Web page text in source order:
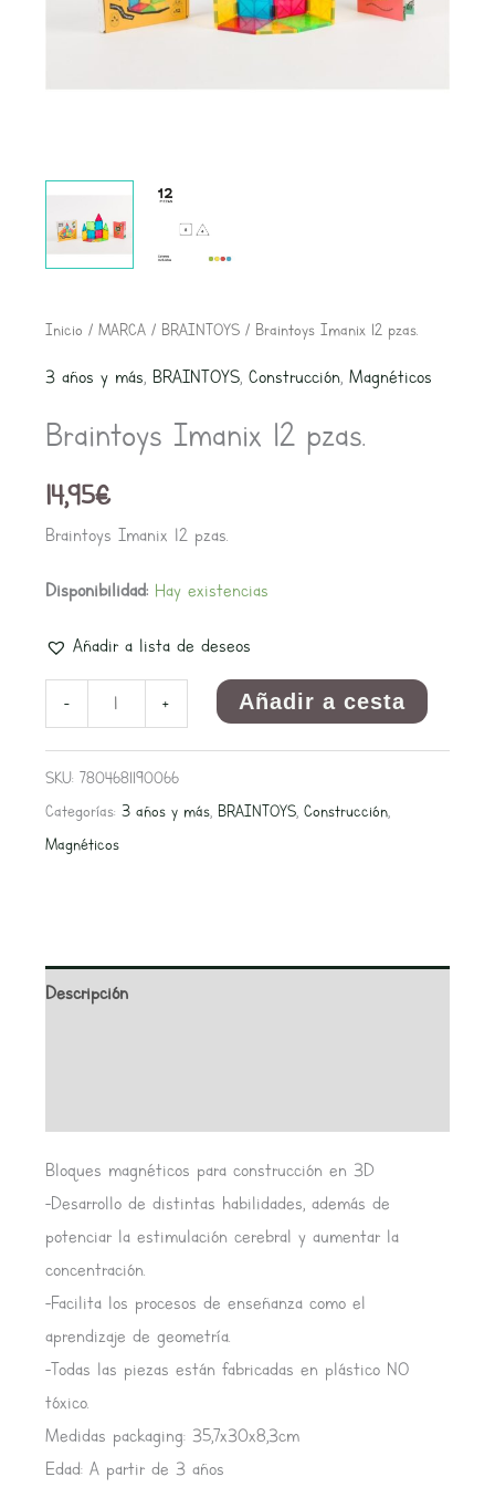
Inicio / MARCA/ BRAINTOYS/ Braintoys Imanix 12 pzas.
3 años y más, BRAINTOYS, Construcción, Magnéticos
Braintoys Imanix 12 pzas.
14,95€
Braintoys Imanix 12 pzas.
Disponibilidad: Hay existencias
Añadir a lista de deseos
-
Braintoys
pzas.
+ Añadir a cesta
SKU: 7804681190066
Categorías: 3 años y más, BRAINTOYS, Construcción,
Magnéticos
Descripción
Bloques magnéticos para construcción en 3D
-Desarrollo de distintas habilidades, además de
potenciar la estimulación cerebral y aumentar la
concentración.
-Facilita los procesos de enseñanza como el
aprendizaje de geometría.
-Todas las piezas están fabricadas en plástico NO
tóxico.
Medidas packaging: 35,7x30x8,3cm
Edad: A partir de 3 años